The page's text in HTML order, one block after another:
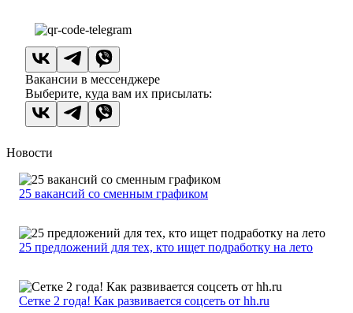
Вакансии в мессенджере
Выберите, куда вам их присылать:
Новости
25 вакансий со сменным графиком
25 предложений для тех, кто ищет подработку на лето
Сетке 2 года! Как развивается соцсеть от hh.ru